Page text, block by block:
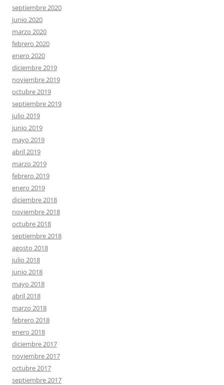
septiembre 2020
junio 2020
marzo 2020
febrero 2020
enero 2020
diciembre 2019
noviembre 2019
octubre 2019
septiembre 2019
julio 2019
junio 2019
mayo 2019
abril 2019
marzo 2019
febrero 2019
enero 2019
diciembre 2018
noviembre 2018
octubre 2018
septiembre 2018
agosto 2018
julio 2018
junio 2018
mayo 2018
abril 2018
marzo 2018
febrero 2018
enero 2018
diciembre 2017
noviembre 2017
octubre 2017
septiembre 2017